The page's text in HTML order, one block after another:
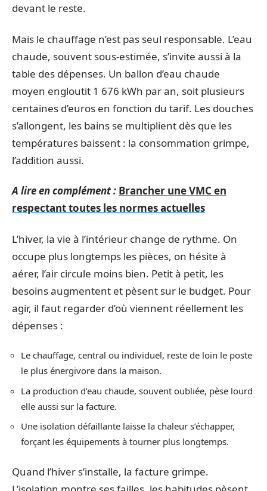
devant le reste.
Mais le chauffage n’est pas seul responsable. L’eau
chaude, souvent sous-estimée, s’invite aussi à la
table des dépenses. Un ballon d’eau chaude
moyen engloutit 1 676 kWh par an, soit plusieurs
centaines d’euros en fonction du tarif. Les douches
s’allongent, les bains se multiplient dès que les
températures baissent : la consommation grimpe,
l’addition aussi.
A lire en complément : Brancher une VMC en
respectant toutes les normes actuelles
L’hiver, la vie à l’intérieur change de rythme. On
occupe plus longtemps les pièces, on hésite à
aérer, l’air circule moins bien. Petit à petit, les
besoins augmentent et pèsent sur le budget. Pour
agir, il faut regarder d’où viennent réellement les
dépenses :
Le chauffage, central ou individuel, reste de loin le poste
le plus énergivore dans la maison.
La production d’eau chaude, souvent oubliée, pèse lourd
elle aussi sur la facture.
Une isolation défaillante laisse la chaleur s’échapper,
forçant les équipements à tourner plus longtemps.
Quand l’hiver s’installe, la facture grimpe.